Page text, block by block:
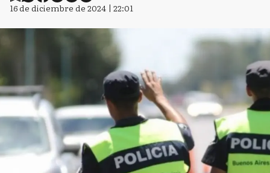
16 de diciembre de 2024 | 22:01